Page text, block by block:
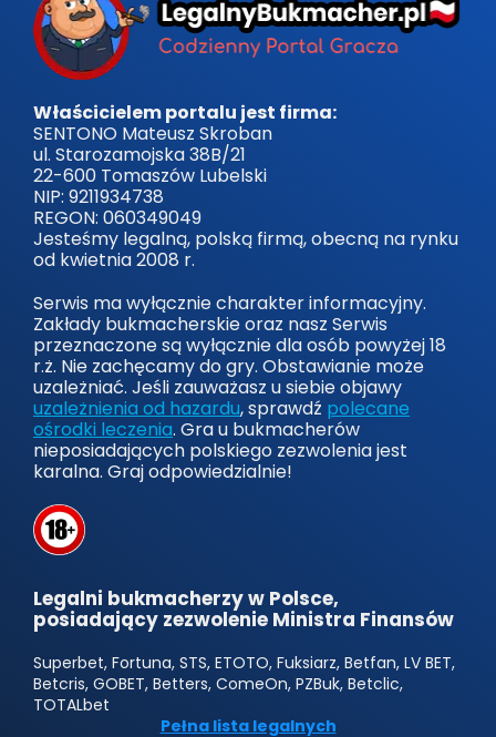
Właścicielem portalu jest firma:
SENTONO Mateusz Skroban
ul. Starozamojska 38B/21
22-600 Tomaszów Lubelski
NIP: 9211934738
REGON: 060349049
Jesteśmy legalną, polską firmą, obecną na rynku
od kwietnia 2008 r.
Serwis ma wyłącznie charakter informacyjny.
Zakłady bukmacherskie oraz nasz Serwis
przeznaczone są wyłącznie dla osób powyżej 18
r.ż. Nie zachęcamy do gry. Obstawianie może
uzależniać. Jeśli zauważasz u siebie objawy
uzależnienia od hazardu, sprawdź polecane
ośrodki leczenia. Gra u bukmacherów
nieposiadających polskiego zezwolenia jest
karalna. Graj odpowiedzialnie!
Legalni bukmacherzy w Polsce,
posiadający zezwolenie Ministra Finansów
Superbet, Fortuna, STS, ETOTO, Fuksiarz, Betfan, LV BET,
Betcris, GOBET, Betters, ComeOn, PZBuk, Betclic,
TOTALbet
Pełna lista legalnych